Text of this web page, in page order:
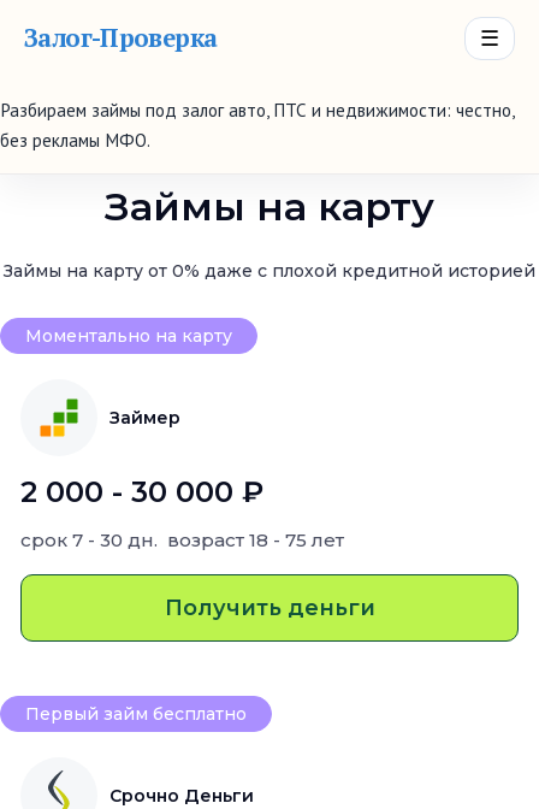
Залог-Проверка ☰
Разбираем займы под залог авто, ПТС и недвижимости: честно,
без рекламы МФО.
Займы на карту
Займы на карту от 0% даже с плохой кредитной историей
Моментально на карту
Займер
2 000 - 30 000 ₽
срок 7 - 30 дн. возраст 18 - 75 лет
Получить деньги
Первый займ бесплатно
Срочно Деньги